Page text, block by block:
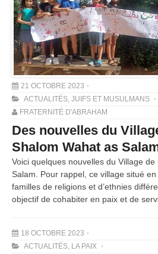
21 OCTOBRE 2023
ACTUALITÉS, JUIFS ET MUSULMANS
FRATERNITÉ D'ABRAHAM
Des nouvelles du
Shalom Wahat as
Voici quelques nouvelles du Village
Salam. Pour rappel, ce village situé
familles de religions et d’ethnies
objectif de cohabiter en paix et de
18 OCTOBRE 2023
ACTUALITÉS, LA PAIX